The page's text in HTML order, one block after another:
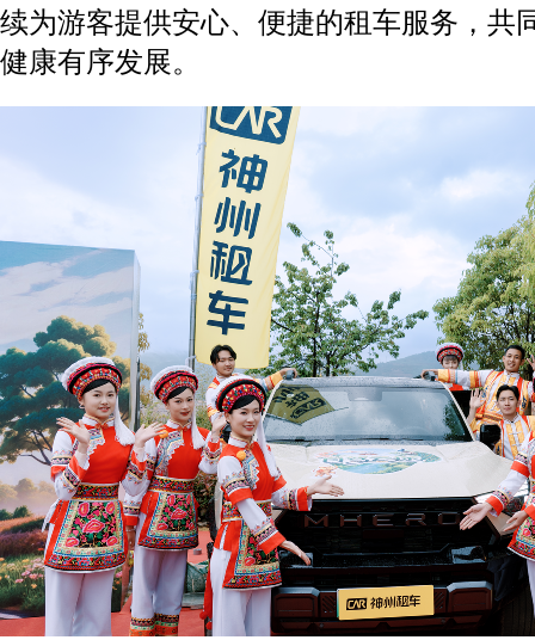
续为游客提供安心、便捷的租车服务，共
健康有序发展。